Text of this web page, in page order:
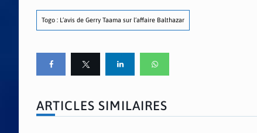
Togo : L’avis de Gerry Taama sur l’affaire Balthazar
ARTICLES SIMILAIRES